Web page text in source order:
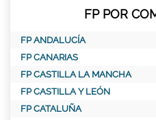
FP POR
FP ANDALUCÍA
FP CANARIAS
FP CASTILLA LA MANCHA
FP CASTILLA Y LEÓN
FP CATALUÑA